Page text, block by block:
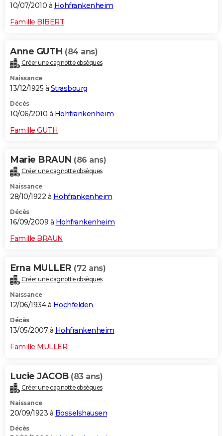
10/07/2010 à Hohfrankenheim
Famille BIBERT
Anne GUTH (84 ans)
Créer une cagnotte obsèques
Naissance
13/12/1925 à Strasbourg
Décès
10/06/2010 à Hohfrankenheim
Famille GUTH
Marie BRAUN (86 ans)
Créer une cagnotte obsèques
Naissance
28/10/1922 à Hohfrankenheim
Décès
16/09/2009 à Hohfrankenheim
Famille BRAUN
Erna MULLER (72 ans)
Créer une cagnotte obsèques
Naissance
12/06/1934 à Hochfelden
Décès
13/05/2007 à Hohfrankenheim
Famille MULLER
Lucie JACOB (83 ans)
Créer une cagnotte obsèques
Naissance
20/09/1923 à Bosselshausen
Décès